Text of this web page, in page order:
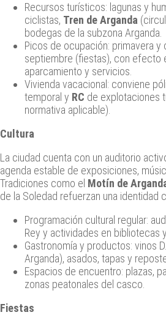
Recursos turísticos: lagunas y
ciclistas, Tren de Arganda
bodegas de la subzona Arganda.
Picos de ocupación: primavera y
septiembre (fiestas), con efecto
aparcamiento y servicios.
Vivienda vacacional: conviene
temporal y RC de explotaciones
normativa aplicable).
Cultura
La ciudad cuenta con un auditorio
agenda estable de exposiciones,
Tradiciones como el Motín de
de la Soledad refuerzan una identidad
Programación cultural regular:
Rey y actividades en bibliotecas
Gastronomía y productos: vinos
Arganda), asados, tapas y
Espacios de encuentro: plazas,
zonas peatonales del casco.
Fiestas